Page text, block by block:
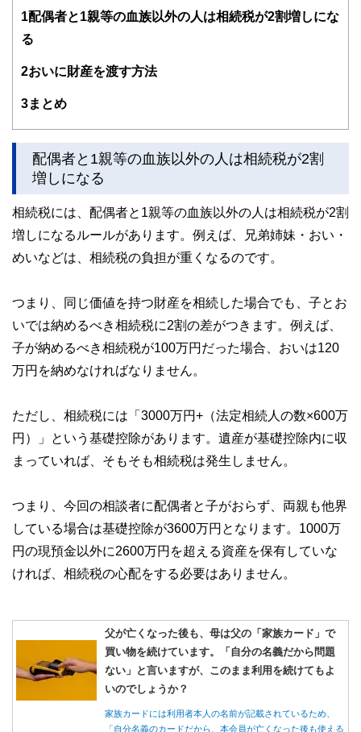
関わることで、読者目線のコンテンツを追求しています。
ドバイザー、DCプランナー、公認会計士、社会保険労務
士、行政書士、投資アナリスト、キャリアコンサルタントな
ど150名以上の有資格者を執筆者・監修者として迎え、むず
かしく感じられる年金や税金、相続、保険、ローンなどの話
をわかりやすく発信している点です。
このように編集経験豊富なメンバーと金融や経済に精通した
執筆者・監修者による執筆体制を築くことで、内容のわかり
やすさはもちろんのこと、読み応えのあるコンテンツと確か
な情報発信を実現しています。
コンシェルジュを目指します。
1 配偶者と1親等の血族以外の人は相続税が2割増しにな
る
2おいに財産を渡す方法
3まとめ
配偶者と1親等の血族以外の人は相続税が2割
増しになる
相続税には、配偶者と1親等の血族以外の人は相続税が2割
増しになるルールがあります。例えば、兄弟姉妹・おい・
めいなどは、相続税の負担が重くなるのです。
つまり、同じ価値を持つ財産を相続した場合でも、子とお
いでは納めるべき相続税に2割の差がつきます。例えば、
子が納めるべき相続税が100万円だった場合、おいは120
万円を納めなければなりません。
ただし、相続税には「3000万円+（法定相続人の数×600万
円）」という基礎控除があります。遺産が基礎控除内に収
まっていれば、そもそも相続税は発生しません。
つまり、今回の相談者に配偶者と子がおらず、両親も他界
している場合は基礎控除が3600万円となります。1000万
円の現預金以外に2600万円を超える資産を保有していな
ければ、相続税の心配をする必要はありません。
父が亡くなった後も、母は父の「家族カード」で
買い物を続けています。「自分の名義だから問題
ない」と言いますが、このまま利用を続けてもよ
いのでしょうか？
家族カードには利用者本人の名前が記載されているため、
「自分名義のカードだから、本会員が亡くなった後も使える